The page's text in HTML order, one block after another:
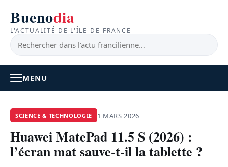
Buenodia
L'ACTUALITÉ DE L'ÎLE-DE-FRANCE
MENU
ACTUALITÉ
SCIENCE & TECHNOLOGIE 1 MARS 2026
Huawei MatePad 11.5 S (2026) :
l’écran mat sauve-t-il la tablette ?